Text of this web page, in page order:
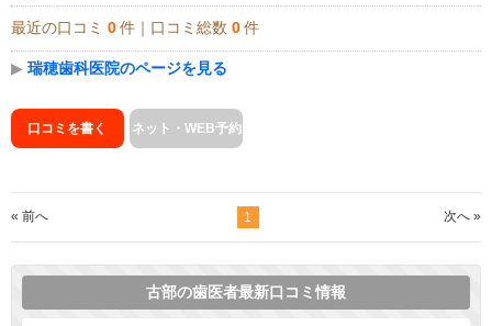
最近の口コミ 0 件｜口コミ総数 0 件
▶ 瑞穂歯科医院のページを見る
口コミを書く ネット・WEB予約
« 前へ 1 次へ »
古部の歯医者最新口コミ情報